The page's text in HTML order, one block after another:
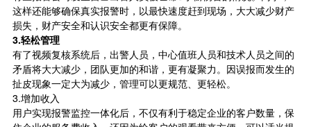
这样还能够确保真实报警时，以最快速度赶到现场，大大减少财产
损失，财产安全和认识安全都更有保障。
3.轻松管理
有了视频复核系统后，出警人员，中心值班人员和技术人员之间的
矛盾将大大减少，团队更加的和谐，更有凝聚力。因误报而发生的
扯皮现象一定大为减少，管理可以更规范、更轻松。
3.增加收入
用户实现报警监控一体化后，不仅有利于稳定企业的客户数量，保